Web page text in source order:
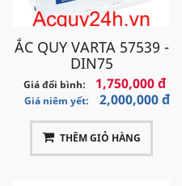
ẮC QUY VARTA 57539 -
DIN75
Giá đổi bình: 1,750,000 đ
Giá niêm yết: 2,000,000 đ
THÊM GIỎ HÀNG